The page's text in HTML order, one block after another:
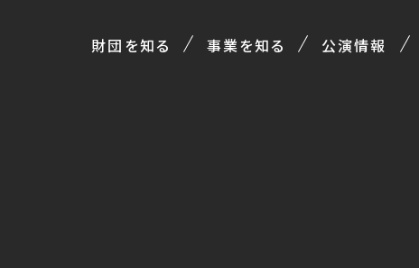
財団を知る 事業を知る 公演情報